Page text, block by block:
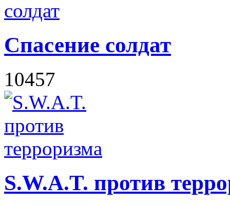
Спасение солдат
10457
S.W.A.T. против